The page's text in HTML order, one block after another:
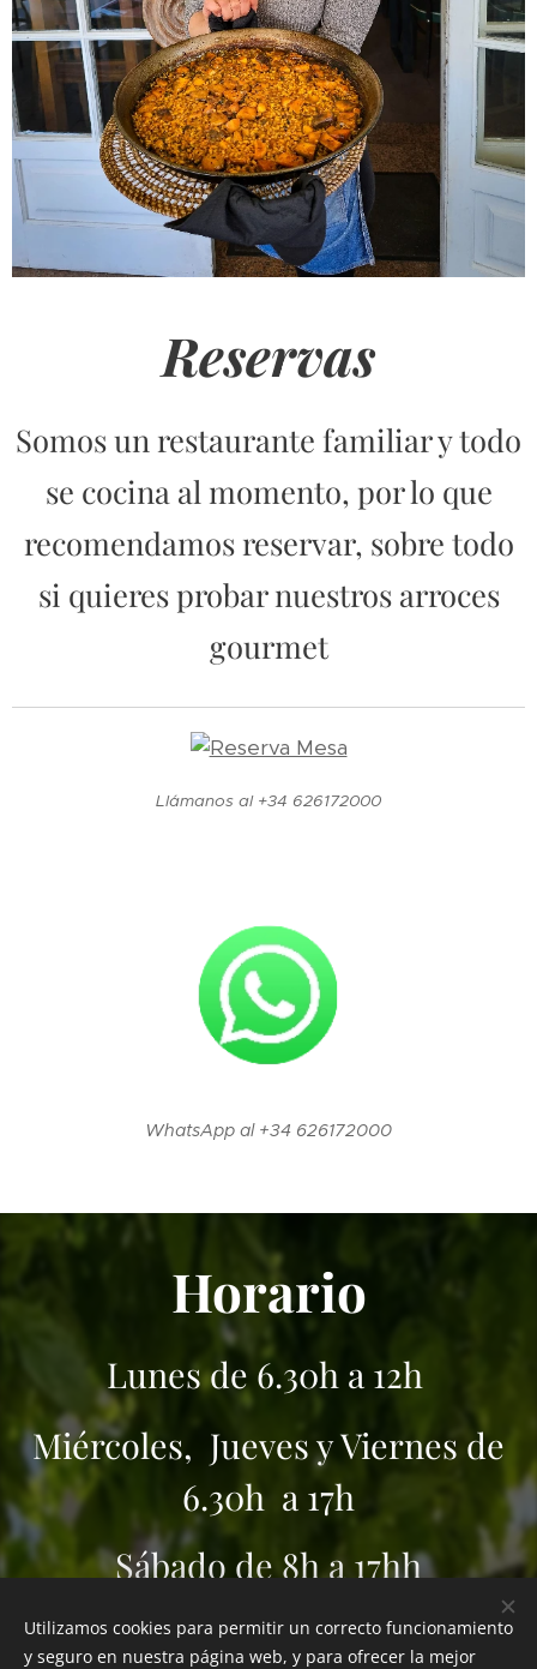
Reservas
Somos un restaurante familiar y todo
se cocina al momento, por lo que
recomendamos reservar, sobre todo
si quieres probar nuestros arroces
gourmet
Llámanos al +34 626172000
WhatsApp al +34 626172000
Horario
Lunes de 6.30h a 12h
Miércoles, Jueves y Viernes de
6.30h a 17h
Sábado de 8h a 17hh
Domingo de 9h a17h
Utilizamos cookies para permitir un correcto funcionamiento
y seguro en nuestra página web, y para ofrecer la mejor